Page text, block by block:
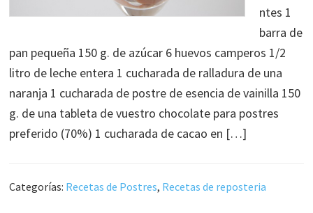
ntes 1
barra de
pan pequeña 150 g. de azúcar 6 huevos camperos 1/2
litro de leche entera 1 cucharada de ralladura de una
naranja 1 cucharada de postre de esencia de vainilla 150
g. de una tableta de vuestro chocolate para postres
preferido (70%) 1 cucharada de cacao en […]
Categorías: Recetas de Postres, Recetas de reposteria